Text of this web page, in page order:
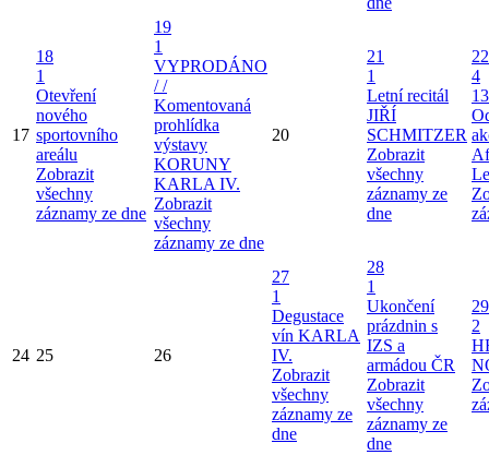
17
18
1
Otevření
nového
sportovního
areálu
Zobrazit
všechny
záznamy ze dne
19
1
VYPRODÁNO
/ /
Komentovaná
prohlídka
výstavy
KORUNY
KARLA IV.
Zobrazit
všechny
záznamy ze dne
20
21
1
Letní recitál
JIŘÍ
SCHMITZER
Zobrazit
všechny
záznamy ze
dne
22
4
24 25 26
27
1
Degustace
vín KARLA
IV.
Zobrazit
všechny
záznamy ze
dne
28
1
Ukončení
prázdnin s
IZS a
armádou ČR
Zobrazit
všechny
záznamy ze
dne
29
2